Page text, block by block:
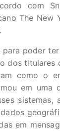
com
The
poder
dos titulares
como o
em uma
em